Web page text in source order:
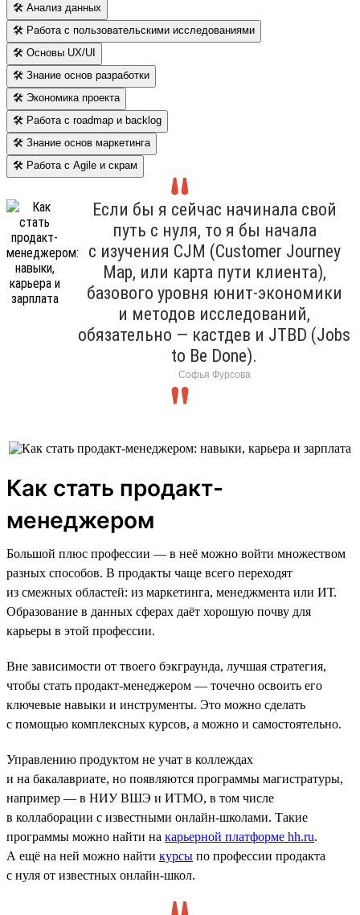
🛠 Анализ данных
🛠 Работа с пользовательскими исследованиями
🛠 Основы UX/UI
🛠 Знание основ разработки
🛠 Экономика проекта
🛠 Работа с roadmap и backlog
🛠 Знание основ маркетинга
🛠 Работа с Agile и скрам
Если бы я сейчас начинала свой
путь с нуля, то я бы начала
с изучения CJM (Customer Journey
Map, или карта пути клиента),
базового уровня юнит-экономики
и методов исследований,
обязательно — кастдев и JTBD (Jobs
to Be Done).
Софья Фурсова
Как стать продакт-
менеджером
Большой плюс профессии — в неё можно войти множеством
разных способов. В продакты чаще всего переходят
из смежных областей: из маркетинга, менеджмента или ИТ.
Образование в данных сферах даёт хорошую почву для
карьеры в этой профессии.
Вне зависимости от твоего бэкграунда, лучшая стратегия,
чтобы стать продакт-менеджером — точечно освоить его
ключевые навыки и инструменты. Это можно сделать
с помощью комплексных курсов, а можно и самостоятельно.
Управлению продуктом не учат в коллеждах
и на бакалавриате, но появляются программы магистратуры,
например — в НИУ ВШЭ и ИТМО, в том числе
в коллаборации с известными онлайн-школами. Такие
программы можно найти на карьерной платформе hh.ru.
А ещё на ней можно найти курсы по профессии продакта
с нуля от известных онлайн-школ.